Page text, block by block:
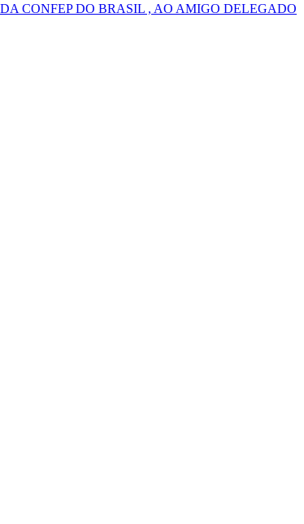
CONFEP DO BRASIL , AO AMIGO DELEGADO